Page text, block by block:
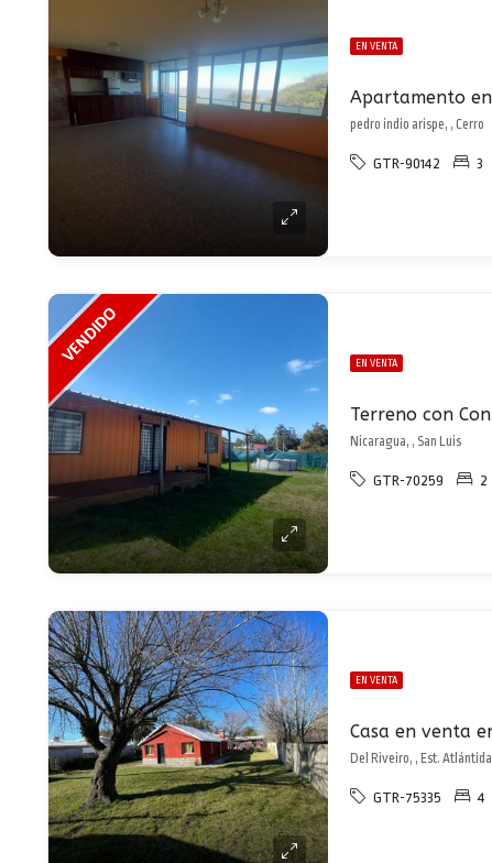
EN VENTA
Apartamento
pedro indio arispe, , Cerro
GTR-90142 3
EN VENTA
Terreno con
Nicaragua, , San Luis
GTR-70259 2
EN VENTA
Casa en venta
Del Riveiro, , Est. Atlántida
GTR-75335 4